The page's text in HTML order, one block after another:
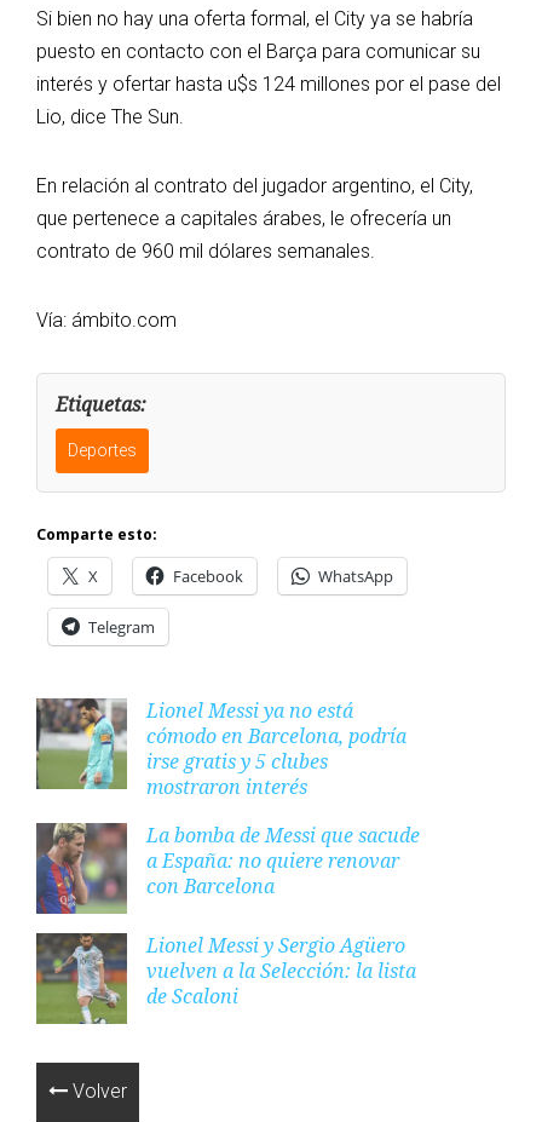
Si bien no hay una oferta formal, el City ya se habría
puesto en contacto con el Barça para comunicar su
interés y ofertar hasta u$s 124 millones por el pase del
Lio, dice The Sun.
En relación al contrato del jugador argentino, el City,
que pertenece a capitales árabes, le ofrecería un
contrato de 960 mil dólares semanales.
Vía: ámbito.com
Etiquetas:
Deportes
Comparte esto:
X Facebook WhatsApp
Telegram
Lionel Messi ya no está
cómodo en Barcelona, podría
irse gratis y 5 clubes
mostraron interés
La bomba de Messi que sacude
a España: no quiere renovar
con Barcelona
Lionel Messi y Sergio Agüero
vuelven a la Selección: la lista
de Scaloni
Volver